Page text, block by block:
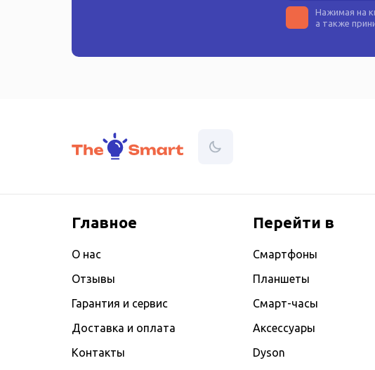
Нажимая на
а также
Главное
О нас
Отзывы
Гарантия и сервис
Доставка и оплата
Контакты
Перейти в
Смартфоны
Планшеты
Смарт-часы
Аксессуары
Dyson